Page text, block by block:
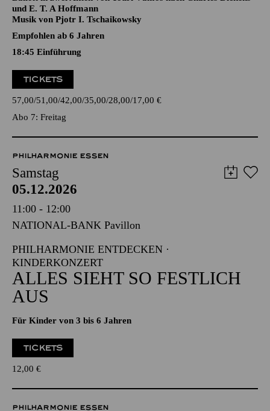
EINE WEIHNACHTSGESCHICHTE
Ballett in zwei Akten von Youri Vámos nach Charles Dickens
Musik von Pjotr I. Tschaikowsky
Empfohlen ab 6 Jahren
18:45 Einführung
TICKETS
57,00 51,00 42,00 35,00 28,00 17,00€
Abo 7: Freitag
PHILHARMONIE ESSEN
Samstag
05.12.2026
11:00 - 12:00
NATIONAL-BANK Pavillon
PHILHARMONIE ENTDECKEN ·
KINDERKONZERT
ALLES SIEHT SO FESTLICH
Für Kinder von 3 bis 6 Jahren
12,00€